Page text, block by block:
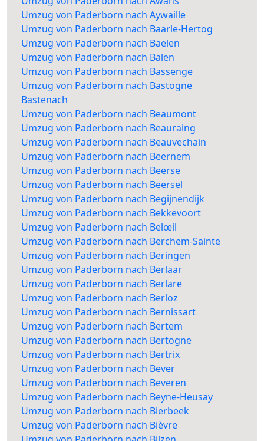
Umzug von Paderborn nach Aywaille
Umzug von Paderborn nach Baarle-Hertog
Umzug von Paderborn nach Baelen
Umzug von Paderborn nach Balen
Umzug von Paderborn nach Bassenge
Umzug von Paderborn nach Bastogne
Bastenach
Umzug von Paderborn nach Beaumont
Umzug von Paderborn nach Beauraing
Umzug von Paderborn nach Beauvechain
Umzug von Paderborn nach Beernem
Umzug von Paderborn nach Beerse
Umzug von Paderborn nach Beersel
Umzug von Paderborn nach Begijnendijk
Umzug von Paderborn nach Bekkevoort
Umzug von Paderborn nach Belœil
Umzug von Paderborn nach Berchem-Sainte
Umzug von Paderborn nach Beringen
Umzug von Paderborn nach Berlaar
Umzug von Paderborn nach Berlare
Umzug von Paderborn nach Berloz
Umzug von Paderborn nach Bernissart
Umzug von Paderborn nach Bertem
Umzug von Paderborn nach Bertogne
Umzug von Paderborn nach Bertrix
Umzug von Paderborn nach Bever
Umzug von Paderborn nach Beveren
Umzug von Paderborn nach Beyne-Heusay
Umzug von Paderborn nach Bierbeek
Umzug von Paderborn nach Bièvre